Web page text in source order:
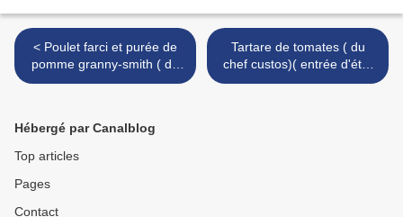
< Poulet farci et purée de
pomme granny-smith ( du
chef Custos)
Tartare de tomates ( du
chef custos)( entrée d'été)
>
Hébergé par Canalblog
Top articles
Pages
Contact